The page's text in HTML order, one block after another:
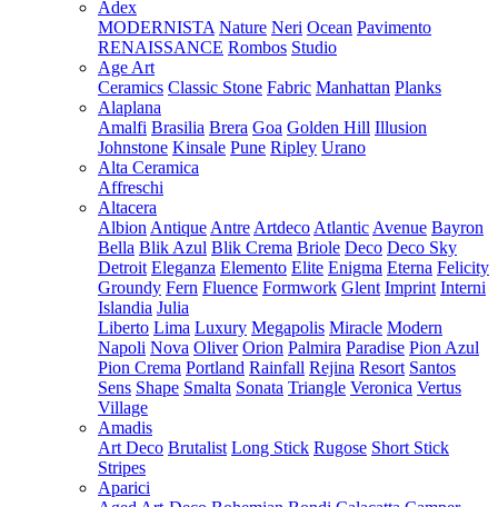
Adex
MODERNISTA Nature Neri Ocean Pavimento
RENAISSANCE Rombos Studio
Age Art
Ceramics Classic Stone Fabric Manhattan Planks
Alaplana
Amalfi Brasilia Brera Goa Golden Hill Illusion
Johnstone Kinsale Pune Ripley Urano
Alta Ceramica
Affreschi
Altacera
Albion Antique Antre Artdeco Atlantic Avenue Bayron
Bella Blik Azul Blik Crema Briole Deco Deco Sky
Detroit Eleganza Elemento Elite Enigma Eterna Felicity
Groundy Fern Fluence Formwork Glent Imprint Interni
Islandia Julia
Liberto Lima Luxury Megapolis Miracle Modern
Napoli Nova Oliver Orion Palmira Paradise Pion Azul
Pion Crema Portland Rainfall Rejina Resort Santos
Sens Shape Smalta Sonata Triangle Veronica Vertus
Village
Amadis
Art Deco Brutalist Long Stick Rugose Short Stick
Stripes
Aparici